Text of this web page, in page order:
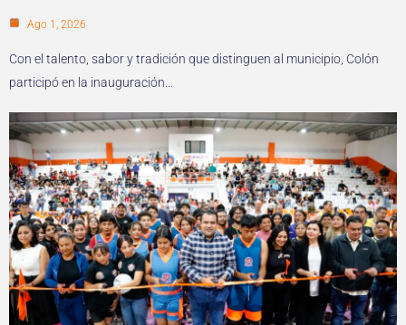
Ago 1, 2026
Con el talento, sabor y tradición que distinguen al municipio, Colón
participó en la inauguración…